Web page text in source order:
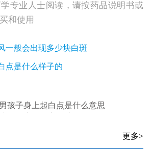
专业人士阅读，请按药品说明书或
和使用
一般会出现多少块白斑
点是什么样子的
孩子身上起白点图片
子身上出现白点是不是就是白癜风
更多>